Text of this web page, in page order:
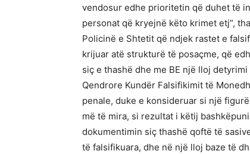
vendosur edhe prioritetin që duhet të
personat që kryejnë këto krimet etj”,
Policinë e Shtetit që ndjek rastet e
krijuar atë strukturë të posaçme, që
siç e thashë dhe me BE një lloj
Qendrore Kundër Falsifikimit të
penale, duke e konsideruar si një
më të mira, si rezultat i këtij
dokumentimin siç thashë qoftë të
të falsifikuara, dhe në një lloj baze të